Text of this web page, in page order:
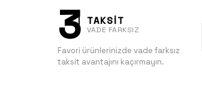
3 TAKSİT
VADE FARKSIZ
Favori ürünlerinizde vade farksız
taksit avantajını kaçırmayın.